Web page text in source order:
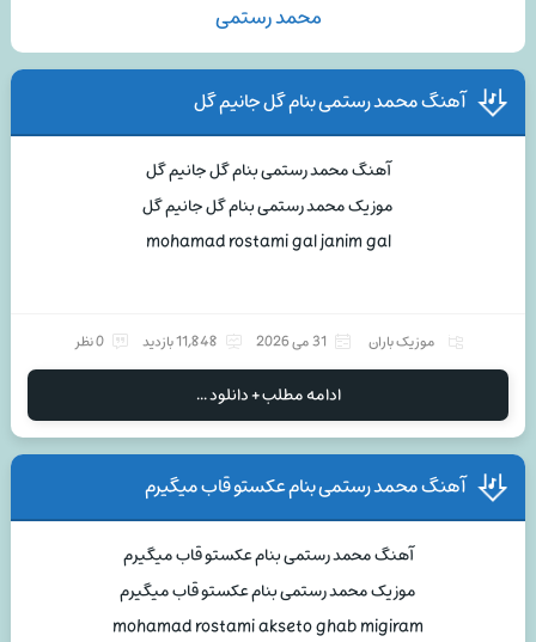
محمد رستمی
آهنگ محمد رستمی بنام گل جانیم گل
آهنگ محمد رستمی بنام گل جانیم گل
موزیک محمد رستمی بنام گل جانیم گل
mohamad rostami gal janim gal
موزیک باران 31 می 2026 11,848 بازدید 0 نظر
ادامه مطلب + دانلود ...
آهنگ محمد رستمی بنام عکستو قاب میگیرم
آهنگ محمد رستمی بنام عکستو قاب میگیرم
موزیک محمد رستمی بنام عکستو قاب میگیرم
mohamad rostami akseto ghab migiram